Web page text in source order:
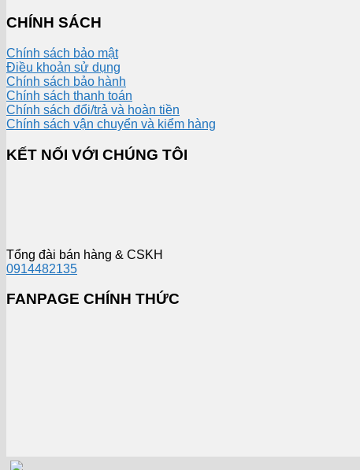
CHÍNH SÁCH
Chính sách bảo mật
Điều khoản sử dụng
Chính sách bảo hành
Chính sách thanh toán
Chính sách đổi/trả và hoàn tiền
Chính sách vận chuyển và kiểm hàng
KẾT NỐI VỚI CHÚNG TÔI
Tổng đài bán hàng & CSKH
0914482135
FANPAGE CHÍNH THỨC